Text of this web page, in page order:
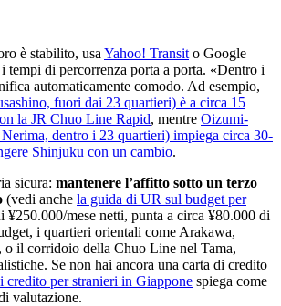
è stabilito, usa Yahoo! Transit o Google
tempi di percorrenza porta a porta. «Dentro i
automaticamente comodo. Ad esempio,
fuori dai 23 quartieri) è a circa 15
la JR Chuo Line Rapid, mentre Oizumi-
dentro i 23 quartieri) impiega circa 30-
Shinjuku con un cambio.
sicura: mantenere l’affitto sotto un terzo
(vedi anche la guida di UR sul budget per
¥250.000/mese netti, punta a circa ¥80.000 di
i quartieri orientali come Arakawa,
o il corridoio della Chuo Line nel Tama,
Se non hai ancora una carta di credito
credito per stranieri in Giappone spiega come
valutazione.